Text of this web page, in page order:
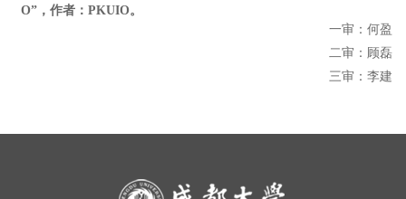
O”，作者：PKUIO。
一审：何盈
二审：顾磊
三审：李建